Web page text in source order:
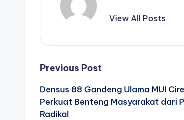
View All Posts
Post
navigation
Previous Post
Densus 88 Gandeng Ulama MUI
Perkuat Benteng Masyarakat dari
Radikal